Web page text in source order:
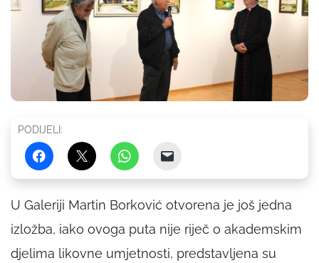
PODIJELI:
U Galeriji Martin Borković otvorena je još jedna
izložba, iako ovoga puta nije riječ o akademskim
djelima likovne umjetnosti, predstavljena su